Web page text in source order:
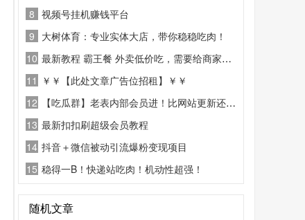
8 视频号挂机赚钱平台
9 大树体育：专业实体大店，带你稳稳吃肉！
10 最新教程 霸王餐 外卖低价吃，需要给商家好评
11 ￥￥【此处文章广告位招租】￥￥
12
【吃瓜群】老表内部会员进！比网站更新还精彩！
13 最新扣扣刷超级会员教程
14 抖音＋微信被动引流爆粉变现项目
15 稳得一B！快递站吃肉！机动性超强！
随机文章